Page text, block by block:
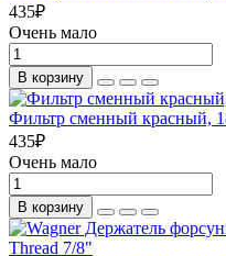
435₽
Очень мало
В корзину
Фильтр сменный красный,
435₽
Очень мало
В корзину